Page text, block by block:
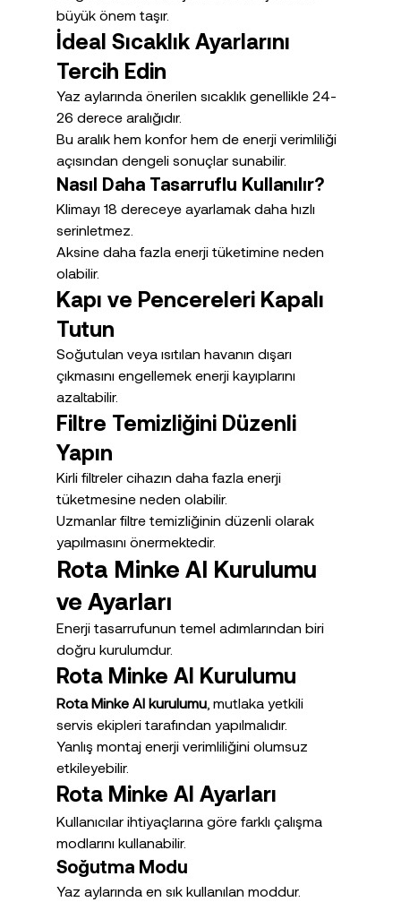
büyük önem taşır.
İdeal Sıcaklık Ayarlarını
Tercih Edin
Yaz aylarında önerilen sıcaklık genellikle 24-
26 derece aralığıdır.
Bu aralık hem konfor hem de enerji verimliliği
açısından dengeli sonuçlar sunabilir.
Nasıl Daha Tasarruflu Kullanılır?
Klimayı 18 dereceye ayarlamak daha hızlı
serinletmez.
Aksine daha fazla enerji tüketimine neden
olabilir.
Kapı ve Pencereleri Kapalı
Tutun
Soğutulan veya ısıtılan havanın dışarı
çıkmasını engellemek enerji kayıplarını
azaltabilir.
Filtre Temizliğini Düzenli
Yapın
Kirli filtreler cihazın daha fazla enerji
tüketmesine neden olabilir.
Uzmanlar filtre temizliğinin düzenli olarak
yapılmasını önermektedir.
Rota Minke AI Kurulumu
ve Ayarları
Enerji tasarrufunun temel adımlarından biri
doğru kurulumdur.
Rota Minke AI Kurulumu
Rota Minke AI kurulumu, mutlaka yetkili
servis ekipleri tarafından yapılmalıdır.
Yanlış montaj enerji verimliliğini olumsuz
etkileyebilir.
Rota Minke AI Ayarları
Kullanıcılar ihtiyaçlarına göre farklı çalışma
modlarını kullanabilir.
Soğutma Modu
Yaz aylarında en sık kullanılan moddur.